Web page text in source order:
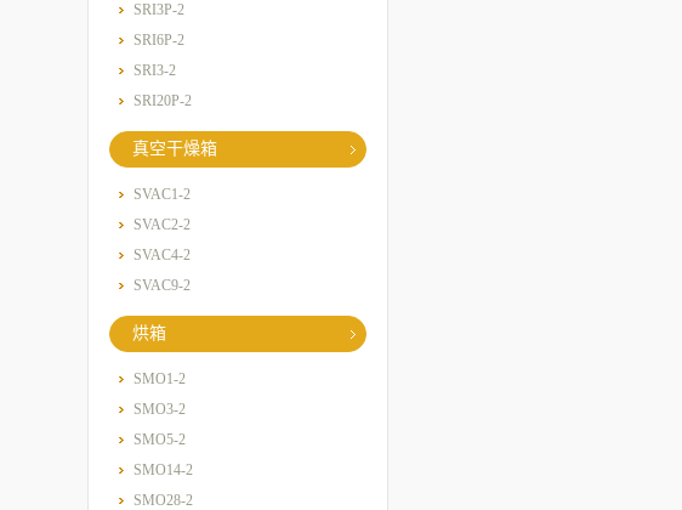
SRI3P-2
SRI6P-2
SRI3-2
SRI20P-2
真空干燥箱
SVAC1-2
SVAC2-2
SVAC4-2
SVAC9-2
烘箱
SMO1-2
SMO3-2
SMO5-2
SMO14-2
SMO28-2